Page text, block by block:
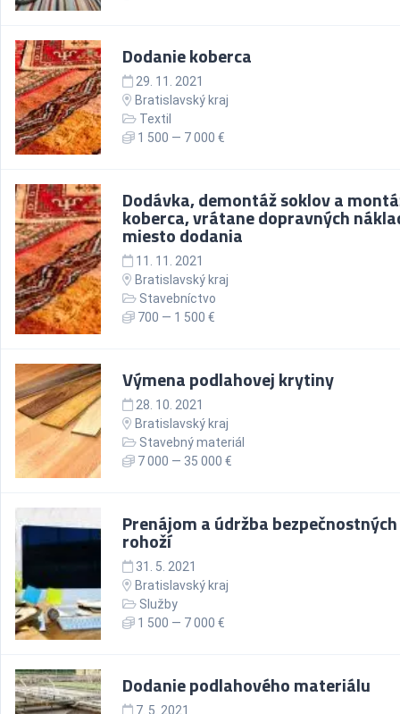
Dodanie koberca
29. 11. 2021
Bratislavský kraj
Textil
1 500 — 7 000 €
Dodávka, demontáž soklov a
koberca, vrátane dopravných
miesto dodania
11. 11. 2021
Bratislavský kraj
Stavebníctvo
700 — 1 500 €
Výmena podlahovej krytiny
28. 10. 2021
Bratislavský kraj
Stavebný materiál
7 000 — 35 000 €
Prenájom a údržba bezpečnostných
rohoží
31. 5. 2021
Bratislavský kraj
Služby
1 500 — 7 000 €
Dodanie podlahového materiálu
7. 5. 2021